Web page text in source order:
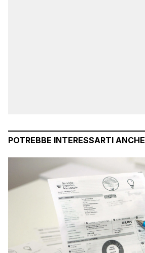
POTREBBE INTERESSARTI ANCHE